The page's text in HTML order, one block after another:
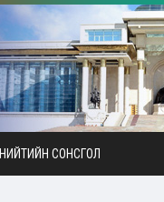
НИЙТИЙН СОНСГОЛ